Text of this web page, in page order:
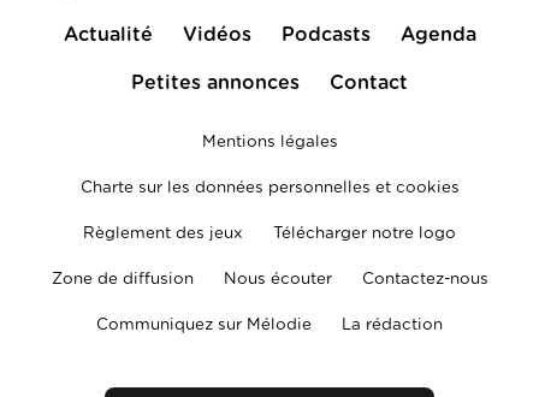
Actualité Vidéos Podcasts Agenda
Petites annonces Contact
Mentions légales
Charte sur les données personnelles et cookies
Règlement des jeux Télécharger notre logo
Zone de diffusion Nous écouter Contactez-nous
Communiquez sur Mélodie La rédaction